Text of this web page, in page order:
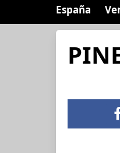
España